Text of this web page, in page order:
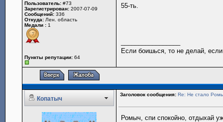
Пользователь: #73
Зарегистрирован: 2007-07-09
Сообщений: 336
Откуда: Лен. область
Медали : 1
Пункты репутации: 64
55-ть.
Если боишься, то не делай,
Копатыч
Заголовок сообщения: Re: Не стало
Ромыч, спи спокойно, отдыхай